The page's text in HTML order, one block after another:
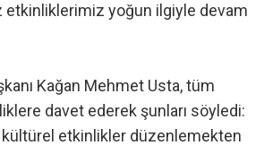
etkinliklerimiz yoğun ilgiyle devam
Kağan Mehmet Usta, tüm
davet ederek şunları söyledi:
etkinlikler düzenlemekten